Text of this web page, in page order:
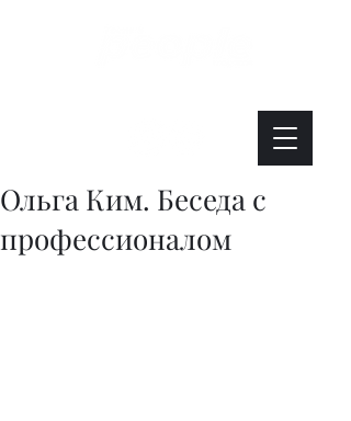
Ольга Ким. Беседа с
профессионалом